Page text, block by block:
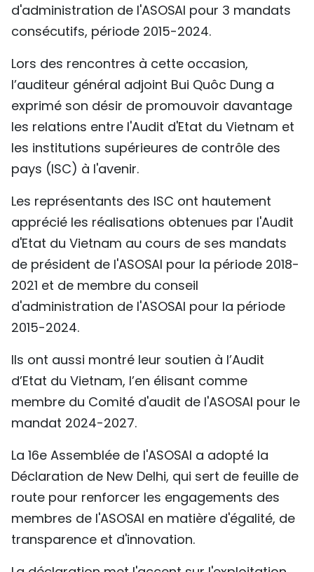
d'administration de l'ASOSAI pour 3 mandats
consécutifs, période 2015-2024.
Lors des rencontres à cette occasion,
l’auditeur général adjoint Bui Quôc Dung a
exprimé son désir de promouvoir davantage
les relations entre l'Audit d'Etat du Vietnam et
les institutions supérieures de contrôle des
pays (ISC) à l'avenir.
Les représentants des ISC ont hautement
apprécié les réalisations obtenues par l'Audit
d'Etat du Vietnam au cours de ses mandats
de président de l'ASOSAI pour la période 2018-
2021 et de membre du conseil
d'administration de l'ASOSAI pour la période
2015-2024.
Ils ont aussi montré leur soutien à l’Audit
d’Etat du Vietnam, l’en élisant comme
membre du Comité d'audit de l'ASOSAI pour le
mandat 2024-2027.
La 16e Assemblée de l'ASOSAI a adopté la
Déclaration de New Delhi, qui sert de feuille de
route pour renforcer les engagements des
membres de l'ASOSAI en matière d'égalité, de
transparence et d'innovation.